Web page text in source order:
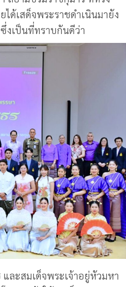
ด้เสด็จพระราชดำเนินมายัง
งเป็นที่ทราบกันดีว่า
ละสมเด็จพระเจ้าอยู่หัวมหา